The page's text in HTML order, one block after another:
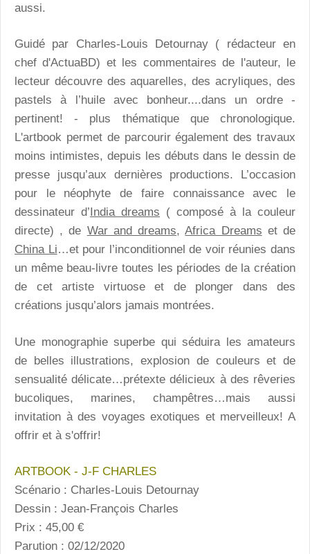
aussi.
Guidé par Charles-Louis Detournay ( rédacteur en
chef d'ActuaBD) et les commentaires de l'auteur, le
lecteur découvre des aquarelles, des acryliques, des
pastels à l’huile avec bonheur....dans un ordre -
pertinent! - plus thématique que chronologique.
L'artbook permet de parcourir également des travaux
moins intimistes, depuis les débuts dans le dessin de
presse jusqu’aux dernières productions. L’occasion
pour le néophyte de faire connaissance avec le
dessinateur d’ India dreams ( composé à la couleur
directe) , de War and dreams,Africa Dreams et de
China Li…et pour l’inconditionnel de voir réunies dans
un même beau-livre toutes les périodes de la création
de cet artiste virtuose et de plonger dans des
créations jusqu’alors jamais montrées.
Une monographie superbe qui séduira les amateurs
de belles illustrations, explosion de couleurs et de
sensualité délicate…prétexte délicieux à des rêveries
bucoliques, marines, champêtres…mais aussi
invitation à des voyages exotiques et merveilleux! A
offrir et à s'offrir!
ARTBOOK - J-F CHARLES
Scénario : Charles-Louis Detournay
Dessin : Jean-François Charles
Prix : 45,00 €
Parution : 02/12/2020